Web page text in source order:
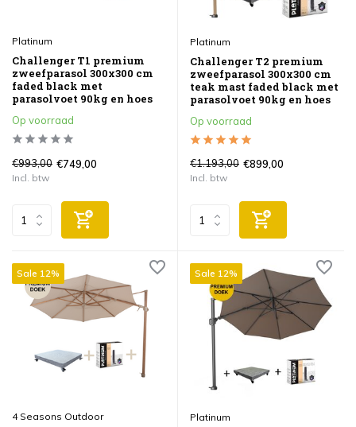
Platinum
Challenger T1 premium
zweefparasol 300x300 cm
faded black met
parasolvoet 90kg en hoes
Op voorraad
€993,00 €749,00
Incl. btw
Platinum
Challenger T2 premium
zweefparasol 300x300 cm
teak mast faded black met
parasolvoet 90kg en hoes
Op voorraad
€1.193,00 €899,00
Incl. btw
Sale 12%
4 Seasons Outdoor
Sale 12%
Platinum